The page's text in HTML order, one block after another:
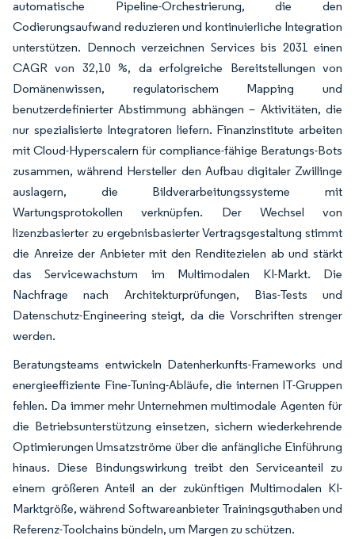
automatische Pipeline-Orchestrierung, die den
Codierungsaufwand reduzieren und kontinuierliche Integration
unterstützen. Dennoch verzeichnen Services bis 2031 einen
CAGR von 32,10 %, da erfolgreiche Bereitstellungen von
Domänenwissen, regulatorischem Mapping und
benutzerdefinierter Abstimmung abhängen – Aktivitäten, die
nur spezialisierte Integratoren liefern. Finanzinstitute arbeiten
mit Cloud-Hyperscalern für compliance-fähige Beratungs-Bots
zusammen, während Hersteller den Aufbau digitaler Zwillinge
auslagern, die Bildverarbeitungssysteme mit
Wartungsprotokollen verknüpfen. Der Wechsel von
lizenzbasierter zu ergebnisbasierter Vertragsgestaltung stimmt
die Anreize der Anbieter mit den Renditezielen ab und stärkt
das Servicewachstum im Multimodalen KI-Markt. Die
Nachfrage nach Architekturprüfungen, Bias-Tests und
Datenschutz-Engineering steigt, da die Vorschriften strenger
werden.
Beratungsteams entwickeln Datenherkunfts-Frameworks und
energieeffiziente Fine-Tuning-Abläufe, die internen IT-Gruppen
fehlen. Da immer mehr Unternehmen multimodale Agenten für
die Betriebsunterstützung einsetzen, sichern wiederkehrende
Optimierungen Umsatzströme über die anfängliche Einführung
hinaus. Diese Bindungswirkung treibt den Serviceanteil zu
einem größeren Anteil an der zukünftigen Multimodalen KI-
Marktgröße, während Softwareanbieter Trainingsguthaben und
Referenz-Toolchains bündeln, um Margen zu schützen.